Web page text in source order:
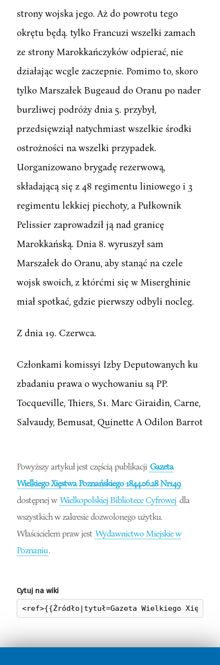
strony wojska jego. Aż do powrotu tego
okrętu będą. tylko Francuzi wszelki zamach
ze strony Marokkańczyków odpierać, nie
działając wcgle zaczepnie. Pomimo to, skoro
tylko Marszałek Bugeaud do Oranu po nader
burzliwej podróży dnia 5. przybył,
przedsięwziął natychmiast wszelkie środki
ostrożności na wszelki przypadek.
Uorganizowano brygadę rezerwową,
składającą się z 48 regimentu liniowego i 3
regimentu lekkiej piechoty, a Pułkownik
Pelissier zaprowadził ją nad granicę
Marokkańską. Dnia 8. wyruszył sam
Marszałek do Oranu, aby stanąć na czele
wojsk swoich, z którćmi się w Miserghinie
miał spotkać, gdzie pierwszy odbyli nocleg.
Z dnia 19. Czerwca.
Członkami komissyi Izby Deputowanych ku
zbadaniu prawa o wychowaniu są PP.
Tocqueville, Thiers, S1. Marc Giraidin, Carne,
Salvaudy, Bemusat, Quinette A Odilon Barrot
Powyższy artykuł jest częścią publikacji Gazeta
Wielkiego Xięstwa Poznańskiego 1844.06.28 Nr149
dostępnej w Wielkopolskiej Bibliotece Cyfrowej dla
wszystkich w zakresie dozwolonego użytku.
Właścicielem praw jest Wydawnictwo Miejskie w
Poznaniu.
Cytuj na wiki